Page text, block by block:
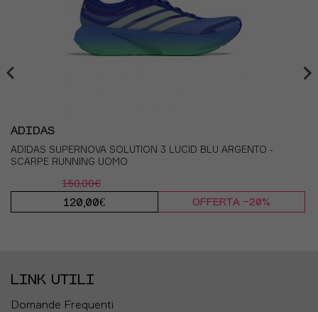
54 34.5 18
ADIDAS
ADIDAS SUPERNOVA SOLUTION 3 LUCID BLU ARGENTO -
SCARPE RUNNING UOMO
150,00€
120,00€ OFFERTA -20%
LINK UTILI
Domande Frequenti